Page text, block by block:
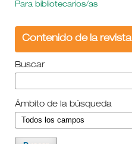
Para bibliotecarios/as
Contenido de la revista
Buscar
Ámbito de la búsqueda